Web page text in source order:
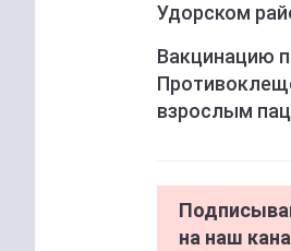
Удорском
Вакцинацию
взрослым
на наш